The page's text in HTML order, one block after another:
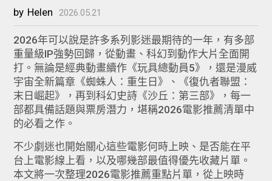
by Helen 2026.05.21
2026年可以說是許多系列影迷最期待的一年，有多部
重量級IP強勢回歸，從動畫、科幻到動作大片全面開
打。無論是經典動畫續作《玩具總動員5》，還是漫威
宇宙全新篇章《蜘蛛人：重生日》、《復仇者聯盟：
末日崛起》，再到科幻史詩《沙丘：第三部》，每一
部都具備話題與票房潛力，堪稱2026電影推薦清單中
的必看之作。
不少劇迷也開始關心這些電影何時上映、是否能在平
台上電影線上看，以及哪幾部最值得優先收藏片單。
本文將一次整理2026電影推薦重點片單，從上映時